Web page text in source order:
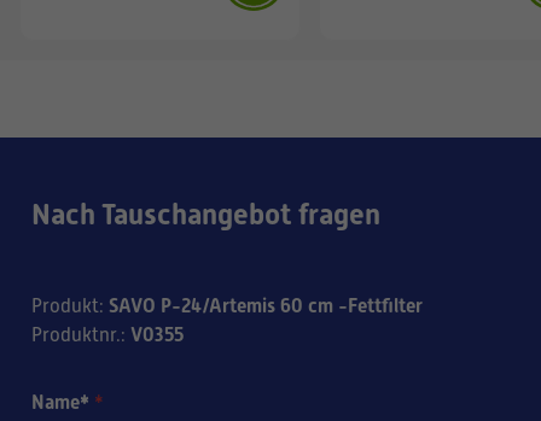
Nach Tauschangebot fragen
Produkt: SAVO P-24/Artemis 60 cm -Fettfilter
Produktnr.: V0355
Name* *